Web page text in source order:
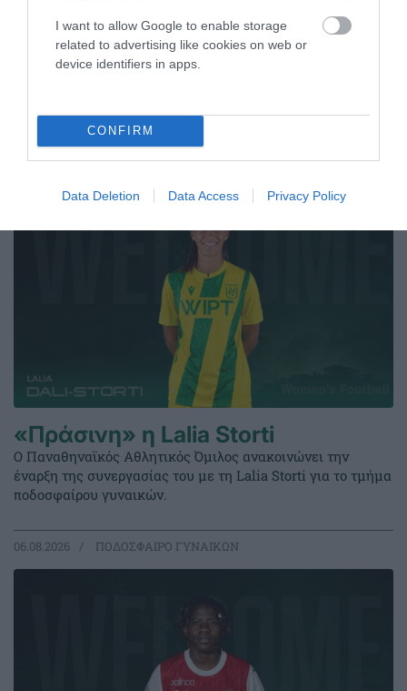
I want to allow Google to enable storage
related to advertising like cookies on web or
device identifiers in apps.
CONFIRM
Data Deletion Data Access Privacy Policy
ανδρικής ομάδας πινγκ πονγκ Λευτέρη Μάκρα.
29.05.2026 ΠΙΝΓΚ ΠΟΝΓΚ ΑΝΔΡΩΝ
ΤΕΛΕΥΤΑΙΑ ΝΕΑ
«Πράσινη» η Lalia Storti
Ο Παναθηναϊκός Αθλητικός Όμιλος ανακοινώνει την
έναρξη της συνεργασίας του με τη Lalia Storti για το τμήμα
ποδοσφαίρου γυναικών.
06.08.2026 ΠΟΔΟΣΦΑΙΡΟ ΓΥΝΑΙΚΩΝ